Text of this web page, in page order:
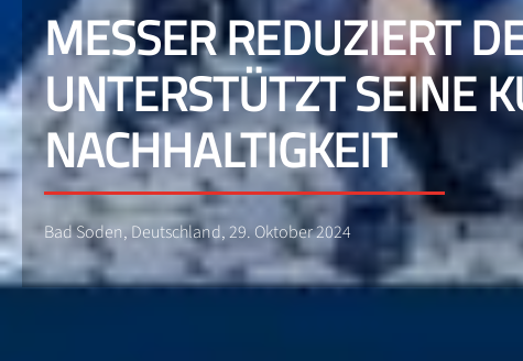
MESSER REDUZIERT
NTERSTÜTZT SEINE
ACHHALTIGKEIT
Bad Soden, Deutschland, 29. Oktober 2024